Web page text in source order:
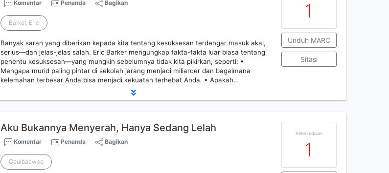
Komentar Penanda Bagikan
Barker, Eric
Banyak saran yang diberikan kepada kita tentang kesuksesan terdengar masuk akal,
serius—dan jelas-jelas salah. Eric Barker mengungkap fakta-fakta luar biasa tentang
penentu kesuksesan—yang mungkin sebelumnya tidak kita pikirkan, seperti: •
Mengapa murid paling pintar di sekolah jarang menjadi miliarder dan bagaimana
kelemahan terbesar Anda bisa menjadi kekuatan terhebat Anda. • Apakah…
1
Unduh MARC
Sitasi
Aku Bukannya Menyerah, Hanya Sedang Lelah
Komentar Penanda Bagikan
Geulbaewoo
Ketersediaan
1